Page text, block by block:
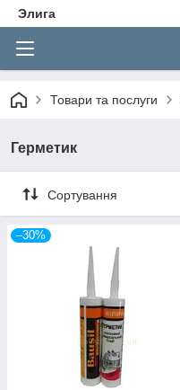
Элига
Товари та послуги
Герметик
Сортування
–30%